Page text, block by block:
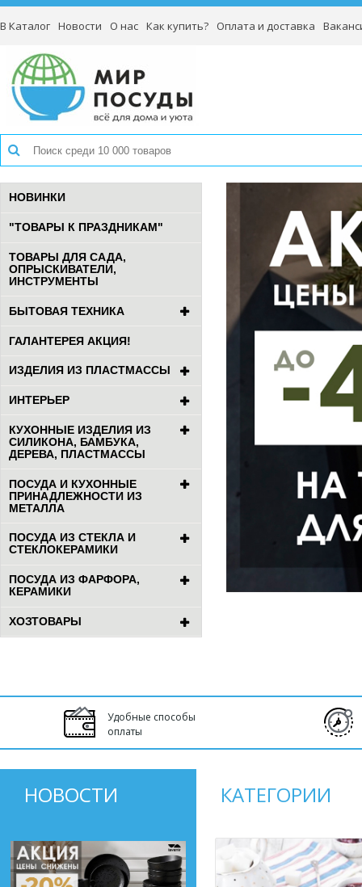
В Каталог Новости О нас Как купить? Оплата и доставка
НОВИНКИ
"ТОВАРЫ К ПРАЗДНИКАМ"
ТОВАРЫ ДЛЯ САДА,
ОПРЫСКИВАТЕЛИ,
ИНСТРУМЕНТЫ
БЫТОВАЯ ТЕХНИКА
ГАЛАНТЕРЕЯ АКЦИЯ!
ИЗДЕЛИЯ ИЗ ПЛАСТМАССЫ
ИНТЕРЬЕР
КУХОННЫЕ ИЗДЕЛИЯ ИЗ
СИЛИКОНА, БАМБУКА,
ДЕРЕВА, ПЛАСТМАССЫ
ПОСУДА И КУХОННЫЕ
ПРИНАДЛЕЖНОСТИ ИЗ
МЕТАЛЛА
ПОСУДА ИЗ СТЕКЛА И
СТЕКЛОКЕРАМИКИ
ПОСУДА ИЗ ФАРФОРА,
КЕРАМИКИ
ХОЗТОВАРЫ
Удобные способы
оплаты
НОВОСТИ КАТЕГОРИИ